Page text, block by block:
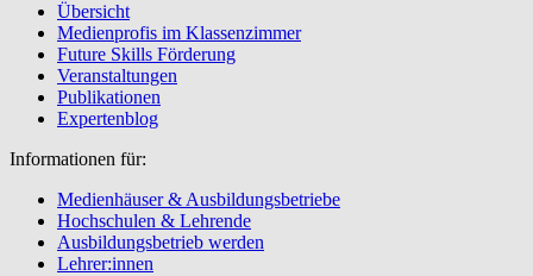
Übersicht
Medienprofis im Klassenzimmer
Future Skills Förderung
Veranstaltungen
Publikationen
Expertenblog
Informationen für:
Medienhäuser & Ausbildungsbetriebe
Hochschulen & Lehrende
Ausbildungsbetrieb werden
Lehrer:innen